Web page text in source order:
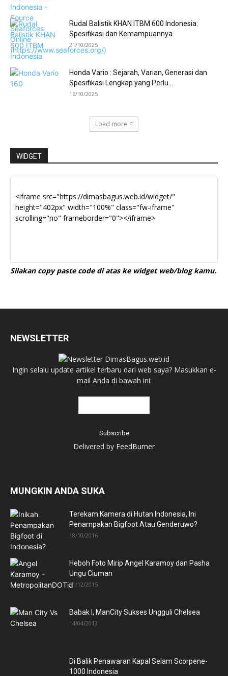
Rudal Balistik KHAN ITBM 600 Indonesia:
Spesifikasi dan Kemampuannya
21/10/2025
Honda Vario : Sejarah, Varian, Generasi dan
Spesifikasi Lengkap yang Perlu...
16/10/2025
Load more
WIDGET
Silakan copy paste code di atas ke widget web/blog kamu.
NEWSLETTER
Ingin selalu update artikel terbaru dari web saya? Masukkan e-
mail Anda di bawah ini:
Delivered by FeedBurner
MUNGKIN ANDA SUKA
Terekam Kamera di Hutan Indonesia, Ini
Penampakan Bigfoot Atau Genderuwo?
18/10/2016
Heboh Foto Mirip Angel Karamoy dan Pasha
Ungu Ciuman
01/12/2015
Babak I, ManCity Sukses Ungguli Chelsea
14/04/2013
Di Balik Penawaran Kapal Selam Scorpene-
1000 Indonesia